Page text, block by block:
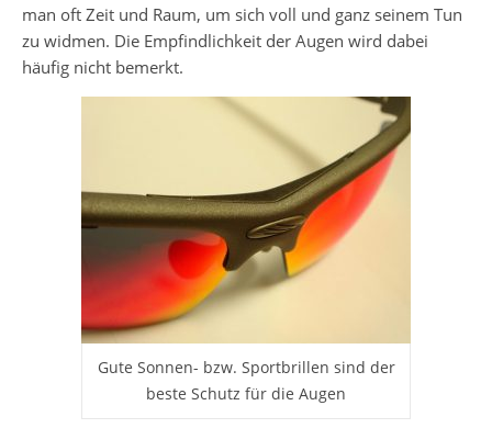
man oft Zeit und Raum, um sich voll und ganz seinem Tun
zu widmen. Die Empfindlichkeit der Augen wird dabei
häufig nicht bemerkt.
Gute Sonnen- bzw. Sportbrillen sind der
beste Schutz für die Augen